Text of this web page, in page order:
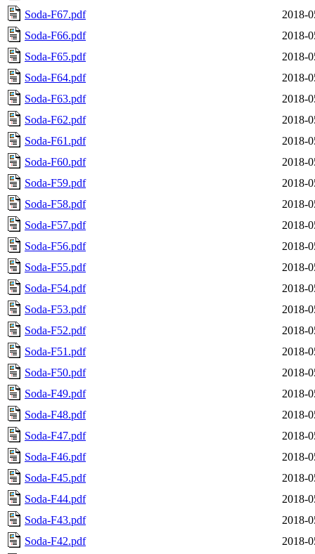
Soda-F67.pdf
2018-
Soda-F66.pdf
2018-
Soda-F65.pdf
2018-
Soda-F64.pdf
2018-
Soda-F63.pdf
2018-
Soda-F62.pdf
2018-
Soda-F61.pdf
2018-
Soda-F60.pdf
2018-
Soda-F59.pdf
2018-
Soda-F58.pdf
2018-
Soda-F57.pdf
2018-
Soda-F56.pdf
2018-
Soda-F55.pdf
2018-
Soda-F54.pdf
2018-
Soda-F53.pdf
2018-
Soda-F52.pdf
2018-
Soda-F51.pdf
2018-
Soda-F50.pdf
2018-
Soda-F49.pdf
2018-
Soda-F48.pdf
2018-
Soda-F47.pdf
2018-
Soda-F46.pdf
2018-
Soda-F45.pdf
2018-
Soda-F44.pdf
2018-
Soda-F43.pdf
2018-
Soda-F42.pdf
2018-